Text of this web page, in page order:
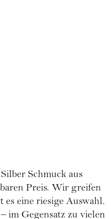
Schmuck aus
Preis. Wir greifen
eine riesige Auswahl.
im Gegensatz zu vielen